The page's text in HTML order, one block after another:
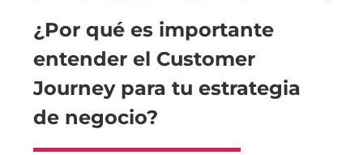
¿Por qué es importante
entender el Customer
Journey para tu estrategia
de negocio?